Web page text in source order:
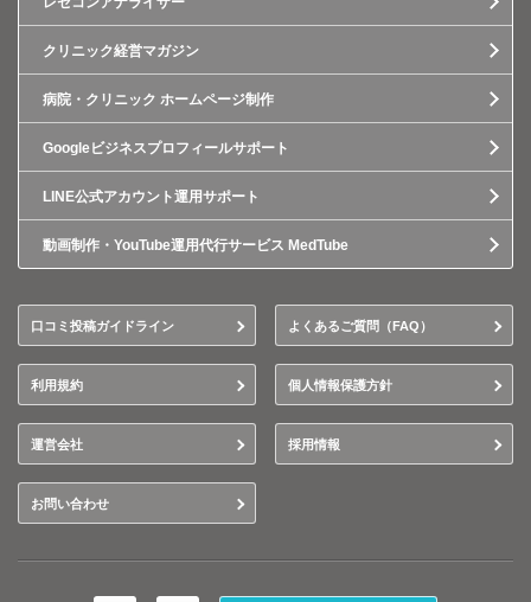
クリニック経営マガジン
病院・クリニック ホームページ制作
Googleビジネスプロフィールサポート
LINE公式アカウント運用サポート
動画制作・YouTube運用代行サービス MedTube
口コミ投稿ガイドライン よくあるご質問（FAQ）
利用規約 個人情報保護方針
運営会社 採用情報
お問い合わせ